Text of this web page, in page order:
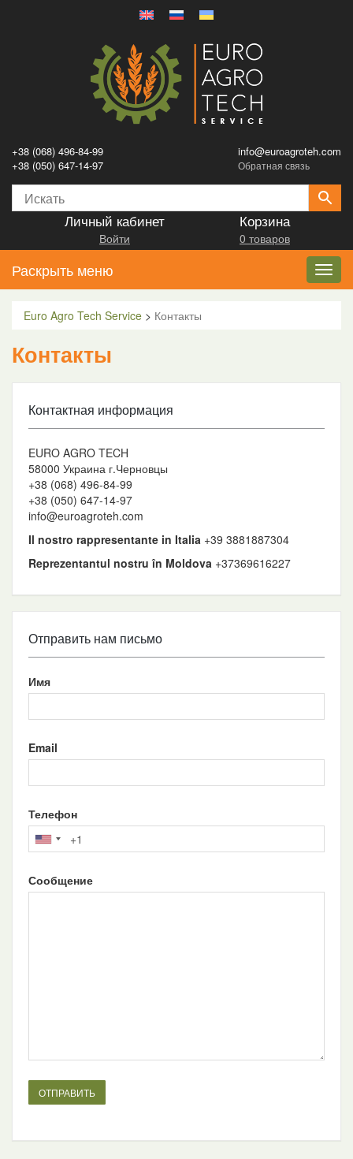
+38 (068) 496-84-99
+38 (050) 647-14-97
info@euroagroteh.com
Обратная связь
Личный кабинет
Войти
Корзина
0 товаров
Раскрыть меню
Euro Agro Tech Service > Контакты
Контакты
Контактная информация
EURO AGRO TECH
58000 Украина г.Черновцы
+38 (068) 496-84-99
+38 (050) 647-14-97
info@euroagroteh.com
Il nostro rappresentante in Italia +39 3881887304
Reprezentantul nostru în Moldova +37369616227
Отправить нам письмо
Имя
Email
Телефон
Сообщение